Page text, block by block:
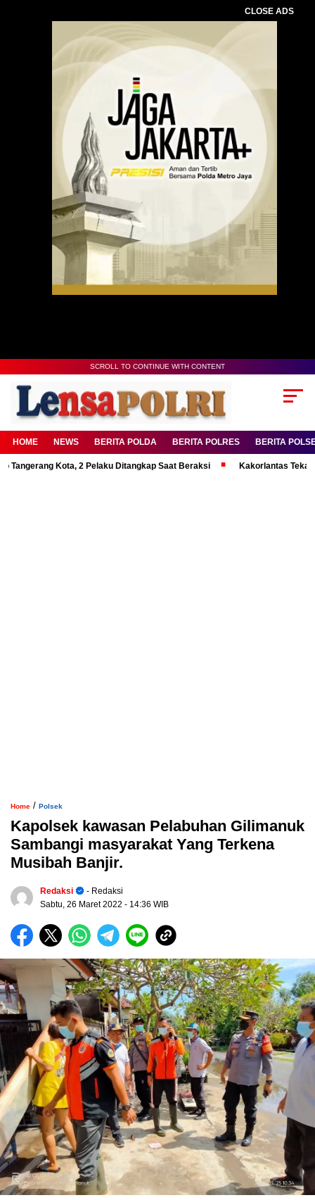
SCROLL TO CONTINUE WITH CONTENT
HOME NEWS BERITA POLDA BERITA POLRES BERITA
Kota, 2 Pelaku Ditangkap Saat Beraksi Kakorlantas Tekankan
Home / Polsek
Kapolsek kawasan Pelabuhan Gilimanuk
Sambangi masyarakat Yang Terkena
Musibah Banjir.
Redaksi
- Redaksi
Sabtu, 26 Maret 2022 - 14:36 WIB